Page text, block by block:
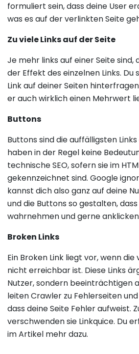
formuliert sein, dass deine User
was es auf der verlinkten Seite
Zu viele Links auf der Seite
Je mehr links auf einer Seite sind,
der Effekt des einzelnen Links. Du
Link auf deiner Seiten
er auch wirklich einen Mehrwert
Buttons
Buttons sind die auffälligsten
haben in der Regel keine
technische SEO, sofern sie im
gekennzeichnet sind. Google
kannst dich also ganz auf deine
und die Buttons so gestalten,
wahrnehmen und gerne
Broken Links
Ein Broken Link liegt vor, wenn
nicht erreichbar ist. Diese Links
Nutzer, sondern beeinträchtigen
leiten Crawler zu Fehlerseiten
dass deine Seite Fehler aufweist.
verschwenden sie Linkquice. Du
im Artikel mehr dazu.